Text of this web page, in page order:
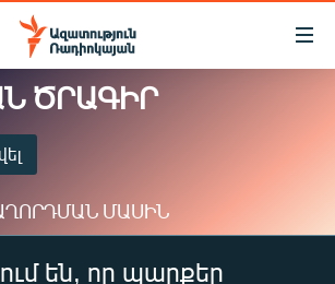
2026
ԾՐԱԳԻՐ
ՄԱՍԻՆ
են, որ պարքեր